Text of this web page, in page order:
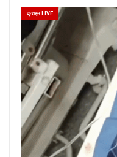
क्राइम LIVE